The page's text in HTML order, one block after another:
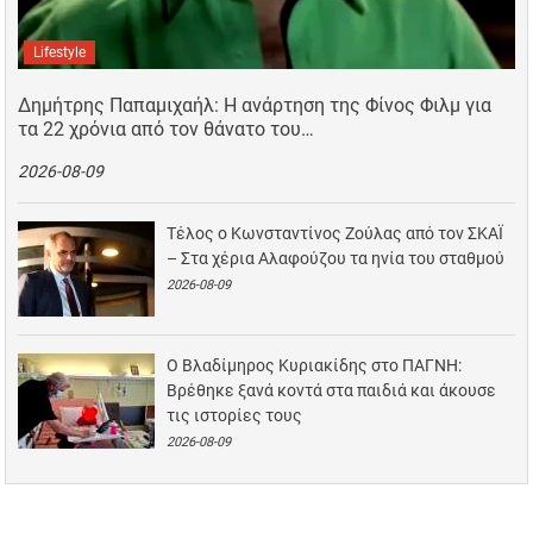
Lifestyle
Δημήτρης Παπαμιχαήλ: Η ανάρτηση της Φίνος Φιλμ για
τα 22 χρόνια από τον θάνατο του…
2026-08-09
Τέλος ο Κωνσταντίνος Ζούλας από τον ΣΚΑΪ
– Στα χέρια Αλαφούζου τα ηνία του σταθμού
2026-08-09
Ο Βλαδίμηρος Κυριακίδης στο ΠΑΓΝΗ:
Βρέθηκε ξανά κοντά στα παιδιά και άκουσε
τις ιστορίες τους
2026-08-09